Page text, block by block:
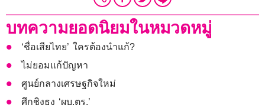
บทความยอดนิยมในหมวดหมู่
‘ชื่อเสียไทย’ ใครต้องนำแก้?
ไม่ยอมแก้ปัญหา
ศูนย์กลางเศรษฐกิจใหม่
ศึกชิงธง ‘ผบ.ตร.’